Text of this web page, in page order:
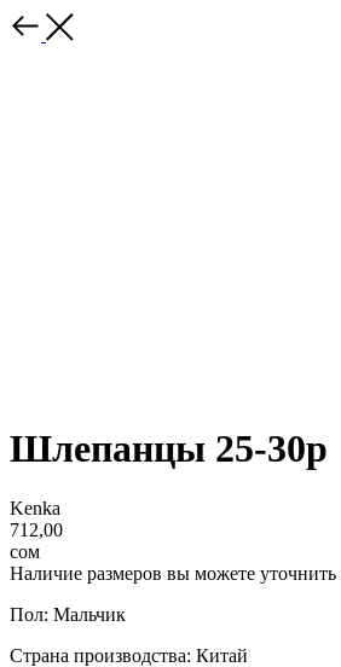
Шлепанцы 25-30р
Kenka
712,00
сом
Наличие размеров вы можете уточнить
Пол: Мальчик
Страна производства: Китай